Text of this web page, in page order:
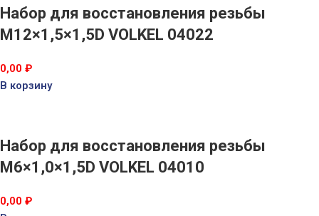
Набор для восстановления резьбы
M12×1,5×1,5D VOLKEL 04022
0,00 ₽
В корзину
Набор для восстановления резьбы
M6×1,0×1,5D VOLKEL 04010
0,00 ₽